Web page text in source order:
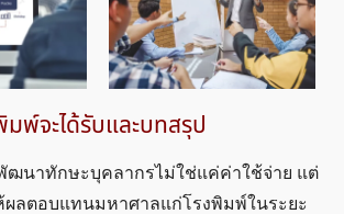
มพ์จะได้รับและบทสรุป
ฒนาทักษะบุคลากรไม่ใช่แค่ค่าใช้จ่าย แต่
ผลตอบแทนมหาศาลแก่โรงพิมพ์ในระยะ